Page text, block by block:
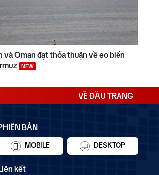
và Oman đạt thỏa thuận về eo biển
NEW
VỀ ĐẦU TRANG
PHIÊN BẢN
MOBILE DESKTOP
kết